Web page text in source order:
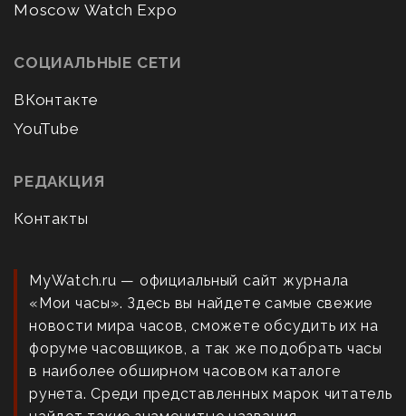
Moscow Watch Expo
СОЦИАЛЬНЫЕ СЕТИ
ВКонтакте
YouTube
РЕДАКЦИЯ
Контакты
MyWatch.ru — официальный сайт журнала
«Мои часы». Здесь вы найдете самые свежие
новости мира часов, сможете обсудить их на
форуме часовщиков, а так же подобрать часы
в наиболее обширном часовом каталоге
рунета. Среди представленных марок читатель